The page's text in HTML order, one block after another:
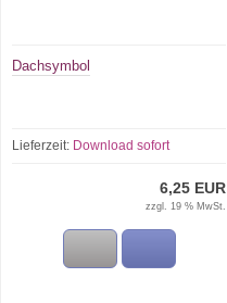
Dachsymbol
Lieferzeit: Download sofort
6,25 EUR
zzgl. 19 % MwSt.